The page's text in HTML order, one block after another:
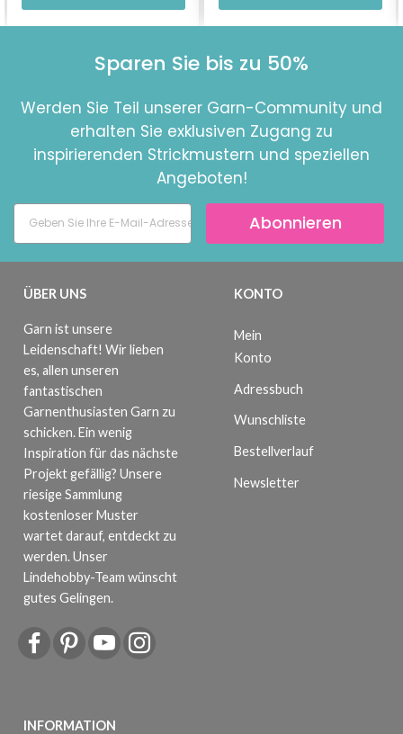
Sparen Sie bis zu 50%
Werden Sie Teil unserer Garn-Community und
erhalten Sie exklusiven Zugang zu
inspirierenden Strickmustern und speziellen
Angeboten!
Abonnieren
ÜBER UNS
Garn ist unsere
Leidenschaft! Wir lieben
es, allen unseren
fantastischen
Garnenthusiasten Garn zu
schicken. Ein wenig
Inspiration für das nächste
Projekt gefällig? Unsere
riesige Sammlung
kostenloser Muster
wartet darauf, entdeckt zu
werden. Unser
Lindehobby-Team wünscht
gutes Gelingen.
INFORMATION
KONTO
Mein
Konto
Adressbuch
Wunschliste
Bestellverlauf
Newsletter